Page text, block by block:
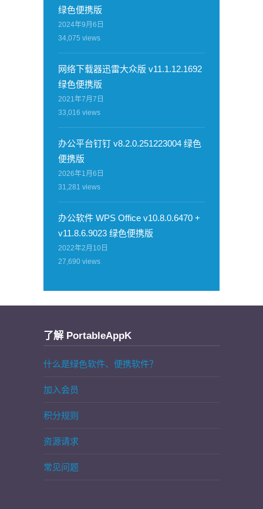
绿色便携版
2024年9月6日
34,075 views
网络下载器迅雷大众版 v11.1.12.1692
绿色便携版
2021年7月7日
33,016 views
办公平台钉钉 v8.2.0.251223004 绿色
便携版
2026年1月6日
31,281 views
办公软件 WPS Office v10.8.0.6470 +
v11.8.6.9023 绿色便携版
2022年2月10日
27,690 views
了解 PortableAppK
什么是绿色软件、便携软件？
加入会员
积分规则
资源请求
常见问题